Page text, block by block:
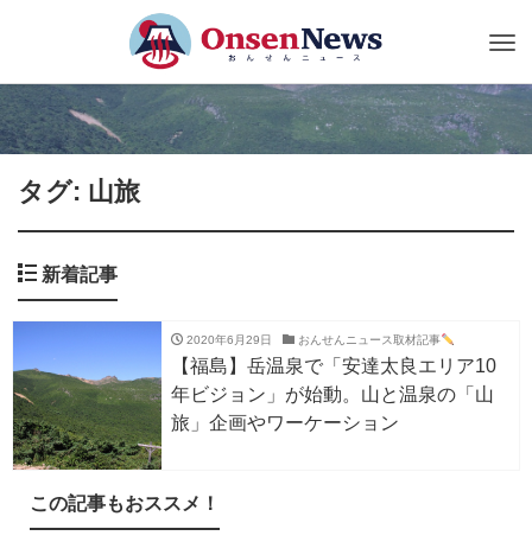
タグ: 山旅
新着記事
2020年6月29日 おんせんニュース取材記事
【福島】岳温泉で「安達太良エリア10
年ビジョン」が始動。山と温泉の「山
旅」企画やワーケーション
この記事もおススメ！